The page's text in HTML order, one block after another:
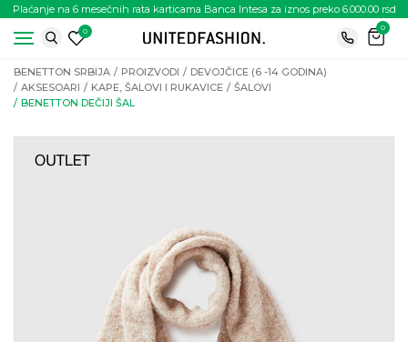
Plaćanje na 6 mesečnih rata karticama Banca Intesa za iznos preko 6.000.00 rsd
0
0
BENETTON SRBIJA PROIZVODI
DEVOJČICE (6 -14 GODINA)
AKSESOARI
KAPE, ŠALOVI I RUKAVICE
ŠALOVI
BENETTON DEČIJI ŠAL